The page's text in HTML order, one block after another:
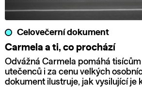
Celovečerní dokument
Carmela a ti, co prochází
Odvážná Carmela pomáhá
utečenců i za cenu velkých
dokument ilustruje, jak vysilující je